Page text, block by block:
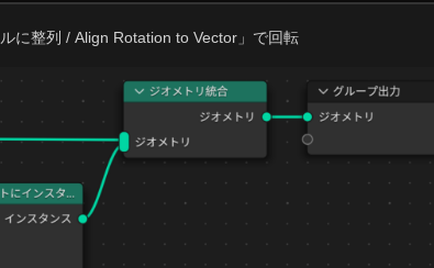
に整列 / Align Rotation to Vector」で回転